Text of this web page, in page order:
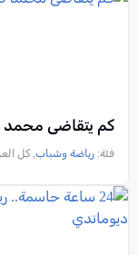
كم يتقاضى محمد
فئة: رياضة وشباب, كل العرب, 2026-08-